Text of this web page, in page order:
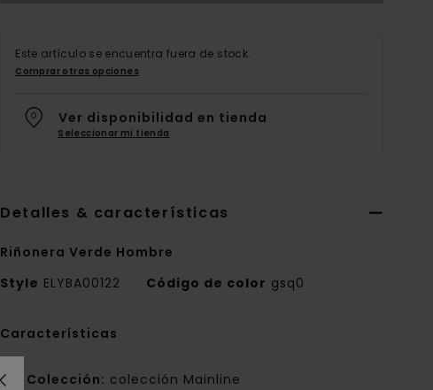
Este artículo se encuentra fuera de stock.
Comprar otras opciones
Ver disponibilidad en tienda
Seleccionar mi tienda
Detalles & características
Riñonera Verde Hombre
Style ELYBA00122 Código de color gsq0
Características
Colección: colección Mainline